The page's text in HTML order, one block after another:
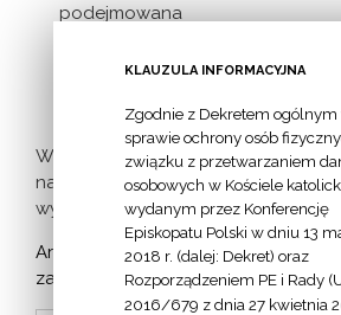
podejmowana
milczącej [...]
Więcej
nadchodzących
wydarzeń >
Archiwum
zapowiedzi:
KLAUZULA INFORMACYJNA
Zgodnie z Dekretem ogólnym
sprawie ochrony osób
związku z przetwarzaniem
osobowych w Kościele
wydanym przez Konferencję
Episkopatu Polski w dniu 13
2018 r. (dalej: Dekret) oraz
Rozporządzeniem PE i Rady
2016/679 z dnia 27 kwietnia